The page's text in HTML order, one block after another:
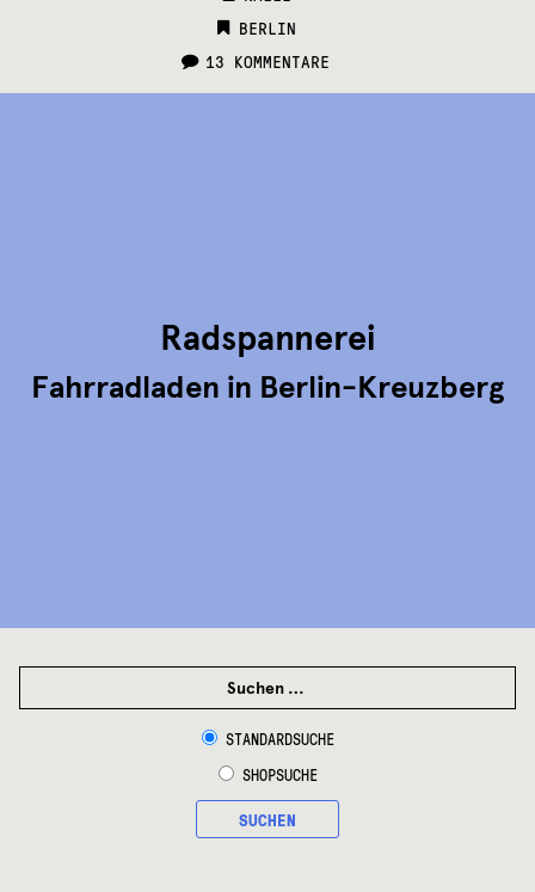
CATEGORIES:
BERLIN
13 KOMMENTARE
Radspannerei
Fahrradladen in Berlin-Kreuzberg
STANDARDSUCHE
SHOPSUCHE
SUCHEN